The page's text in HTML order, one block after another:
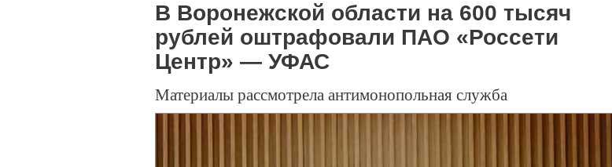
В Воронежской области на 600 тысяч
рублей оштрафовали ПАО «Россети
Центр» — УФАС
Материалы рассмотрела антимонопольная служба